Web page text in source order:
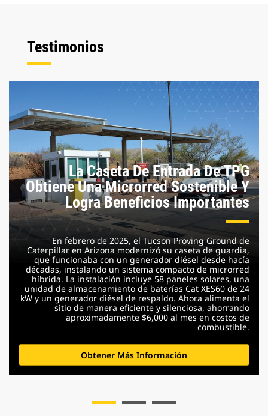
Testimonios
La Caseta De Entrada De TPG
Obtiene Una Microrred Sostenible Y
Logra Beneficios Importantes
En febrero de 2025, el Tucson Proving Ground de
Caterpillar en Arizona modernizó su caseta de guardia,
que funcionaba con un generador diésel desde hacía
décadas, instalando un sistema compacto de microrred
híbrida. La instalación incluye 58 paneles solares, una
unidad de almacenamiento de baterías Cat XES60 de 24
kW y un generador diésel de respaldo. Ahora alimenta el
sitio de manera eficiente y silenciosa, ahorrando
aproximadamente $6,000 al mes en costos de
combustible.
Obtener Más Información